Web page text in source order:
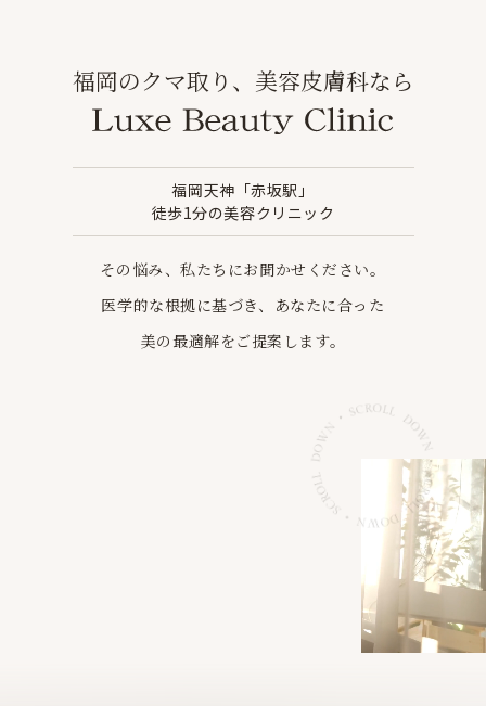
福岡のクマ取り、美容皮膚科なら
福岡天神「赤坂駅」
徒歩1分の美容クリニック
その悩み、私たちにお聞かせください。
医学的な根拠に基づき、あなたに合った
美の最適解をご提案します。